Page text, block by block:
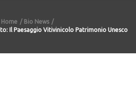
Home
Bio News
Il Paesaggio Vitivinicolo Patrimonio Unesco